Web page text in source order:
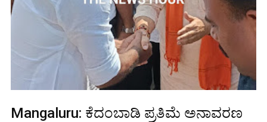
Mangaluru: ಕೆದಂಬಾಡಿ ಪ್ರತಿಮೆ ಅನಾವರಣ